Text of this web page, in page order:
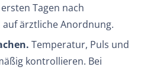
Tagen nach
ärztliche Anordnung.
Temperatur, Puls und
kontrollieren. Bei